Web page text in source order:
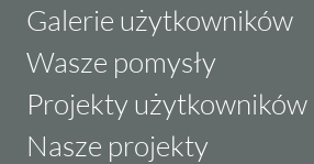
Galerie użytkowników
Wasze pomysły
Projekty użytkowników
Nasze projekty